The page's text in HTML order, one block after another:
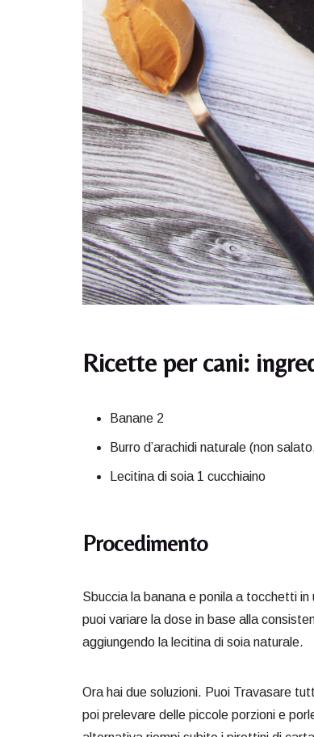
Ricette per cani:
Banane 2
Burro d’arachidi naturale (non
Lecitina di soia 1 cucchiaino
Procedimento
Sbuccia la banana e ponila a tocchetti in
puoi variare la dose in base alla
aggiungendo la lecitina di soia naturale.
Ora hai due soluzioni. Puoi Travasare
poi prelevare delle piccole porzioni e